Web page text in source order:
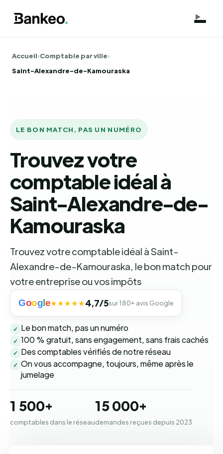
Accueil›Comptable par ville›
Saint-Alexandre-de-Kamouraska
LE BON MATCH, PAS UN NUMÉRO
Trouvez votre
comptable idéal à
Saint-Alexandre-de-
Kamouraska
Trouvez votre comptable idéal à Saint-
Alexandre-de-Kamouraska, le bon match pour
votre entreprise ou vos impôts
Goog e★★★★★4,7/5sur 180+ avis Google
✓ Le bon match, pas un numéro
✓ 100 % gratuit, sans engagement, sans frais cachés
✓ Des comptables vérifiés de notre réseau
✓ On vous accompagne, toujours, même après le
jumelage
1 500+
comptables dans le réseau
15 000+
demandes reçues depuis 2023